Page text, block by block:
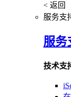
< 返回
服务支
服务
技术支